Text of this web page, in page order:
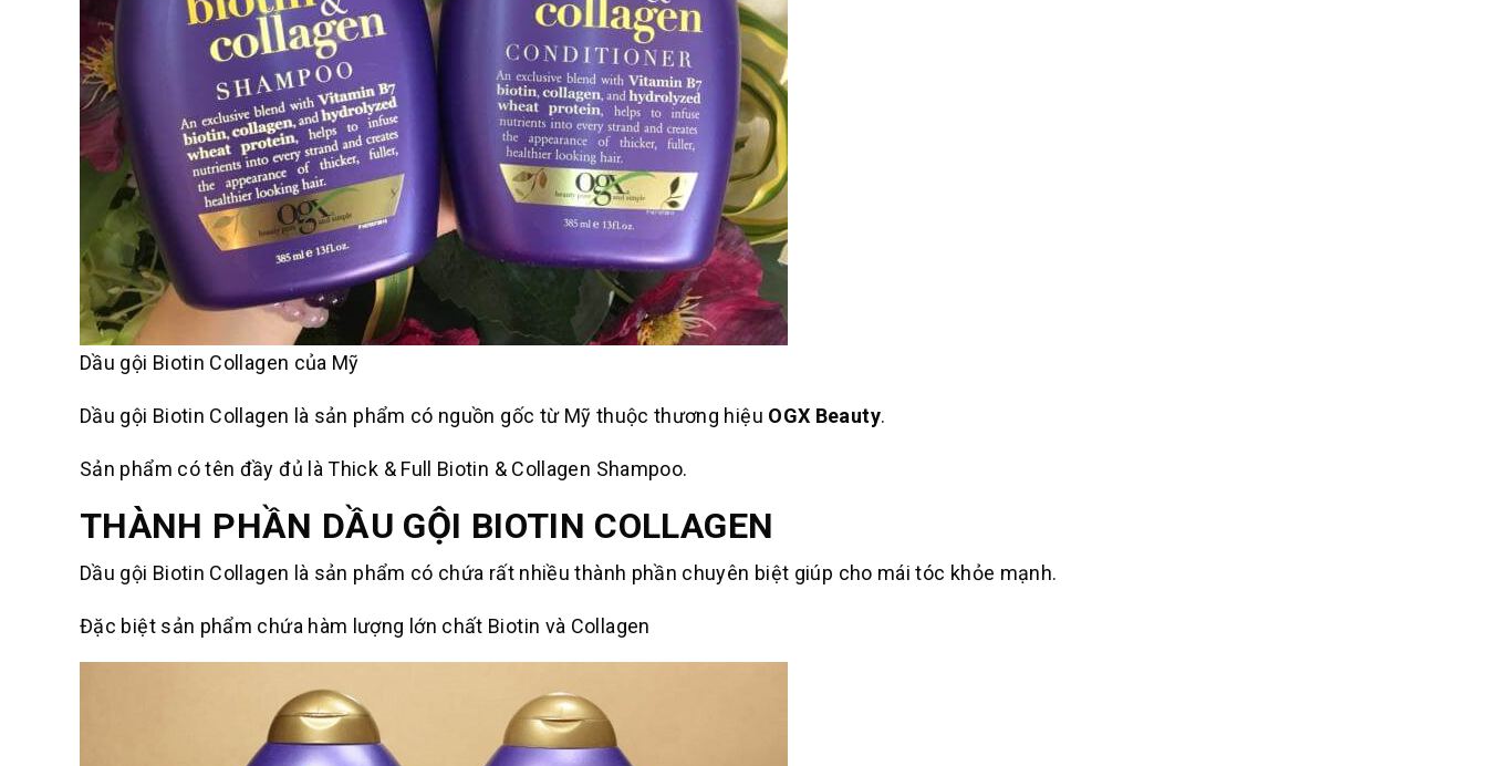
Dầu gội Biotin Collagen của Mỹ
Dầu gội Biotin Collagen là sản phẩm có nguồn gốc từ Mỹ thuộc thương hiệu OGX Beauty.
Sản phẩm có tên đầy đủ là Thick & Full Biotin & Collagen Shampoo.
THÀNH PHẦN DẦU GỘI BIOTIN COLLAGEN
Dầu gội Biotin Collagen là sản phẩm có chứa rất nhiều thành phần chuyên biệt giúp cho mái tóc khỏe mạnh.
Đặc biệt sản phẩm chứa hàm lượng lớn chất Biotin và Collagen